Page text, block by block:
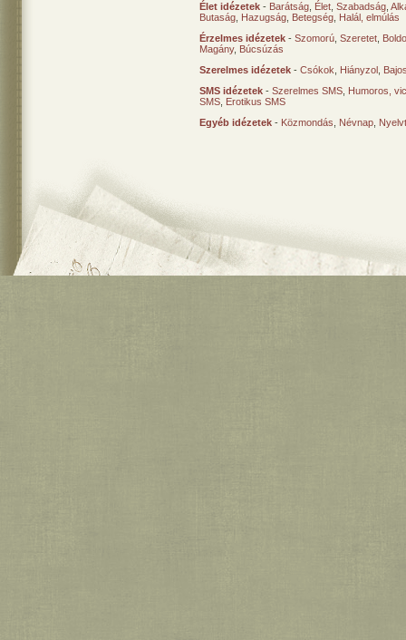
Élet idézetek - Barátság Élet Szabadság
Butaság Hazugság Betegség Halál, elmúlás
Érzelmes idézetek - Szomorú Szeretet
Magány, Búcsúzás
Szerelmes idézetek - Csókok Hiányzol
SMS idézetek - Szerelmes SMS Humoros,
SMS Erotikus SMS
Egyéb idézetek - Közmondás Névnap